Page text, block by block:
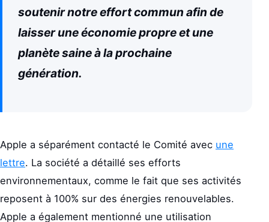
soutenir notre effort commun afin de
laisser une économie propre et une
planète saine à la prochaine
génération.
Apple a séparément contacté le Comité avec une
lettre. La société a détaillé ses efforts
environnementaux, comme le fait que ses activités
reposent à 100% sur des énergies renouvelables.
Apple a également mentionné une utilisation